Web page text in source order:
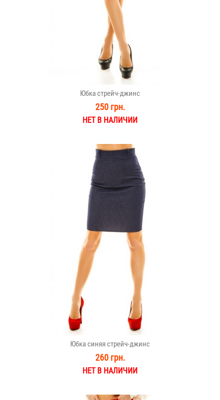
Юбка стрейч-джинс
250 грн.
НЕТ В НАЛИЧИИ
Юбка синяя стрейч-джинс
260 грн.
НЕТ В НАЛИЧИИ